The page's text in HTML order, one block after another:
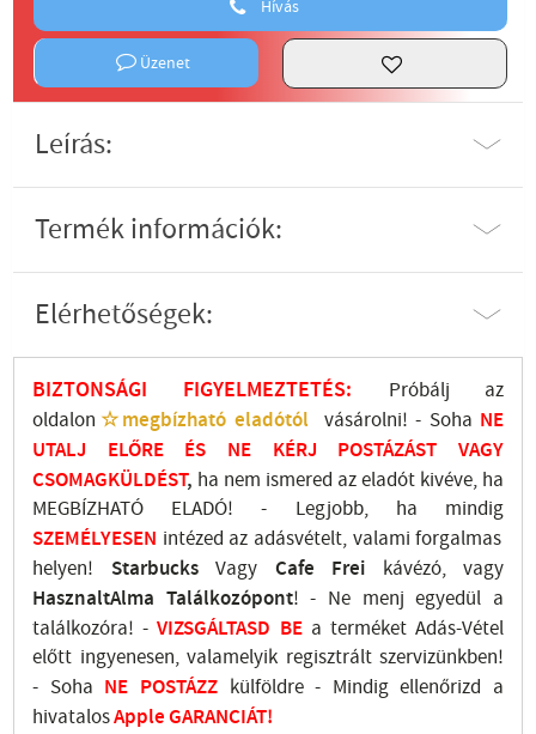
Hívás
Üzenet
Leírás:
Termék információk:
Elérhetőségek:
BIZTONSÁGI FIGYELMEZTETÉS:
Próbálj az
oldalon ☆megbízható eladótól vásárolni! - Soha NE
UTALJ ELŐRE ÉS NE KÉRJ POSTÁZÁST VAGY
CSOMAGKÜLDÉST, ha nem ismered az eladót kivéve, ha
MEGBÍZHATÓ ELADÓ! - Legjobb, ha mindig
SZEMÉLYESEN intézed az adásvételt, valami forgalmas
helyen! StarbucksVagy Cafe Frei kávézó, vagy
HasznaltAlma Találkozópont! - Ne menj egyedül a
találkozóra! - VIZSGÁLTASD BEa terméket Adás-Vétel
előtt ingyenesen, valamelyik regisztrált szervizünkben!
- Soha NE POSTÁZZ külföldre- Mindig ellenőrizd a
hivatalosApple GARANCIÁT!